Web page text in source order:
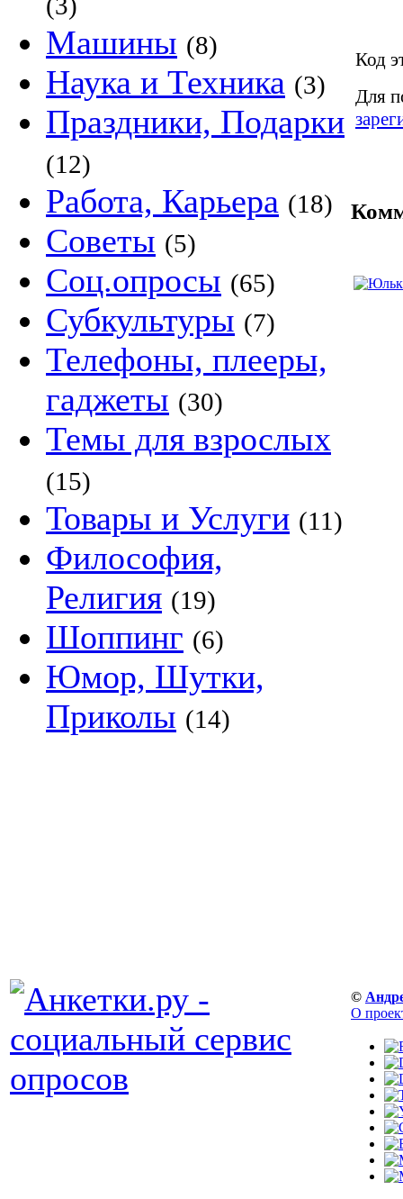
Машины (8)
Наука и Техника (3)
Праздники, Подарки
(12)
Работа, Карьера (18)
Советы (5)
Соц.опросы (65)
Субкультуры (7)
Телефоны, плееры,
гаджеты (30)
Темы для взрослых
(15)
Товары и Услуги (11)
Философия,
Религия (19)
Шоппинг (6)
Юмор, Шутки,
Приколы (14)
Код
Для
©
О